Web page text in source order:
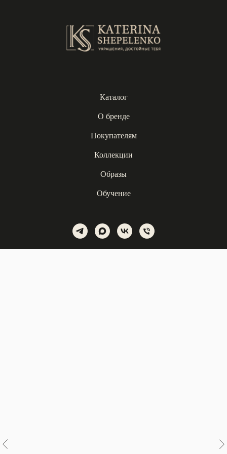
Каталог
О бренде
Покупателям
Коллекции
Образы
Обучение